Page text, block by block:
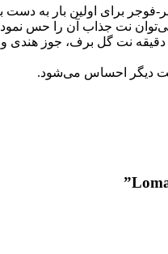
برای اولین بار به دست برند پرطرفدار
نت جذاب آن را حس
نت گل برف، جوز هندی
نت دیگر احساس می‌شود.